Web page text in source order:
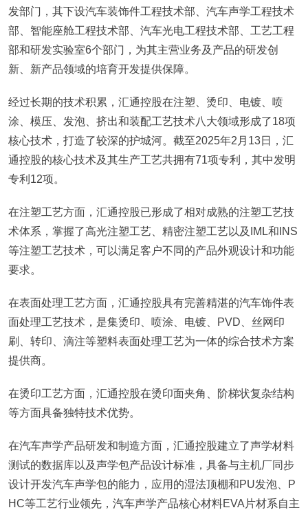
发部门，其下设汽车装饰件工程技术部、汽车声学工程技术
部、智能座舱工程技术部、汽车光电工程技术部、工艺工程
部和研发实验室6个部门，为其主营业务及产品的研发创
新、新产品领域的培育开发提供保障。
经过长期的技术积累，汇通控股在注塑、烫印、电镀、喷
涂、模压、发泡、挤出和装配工艺技术八大领域形成了18项
核心技术，打造了较深的护城河。截至2025年2月13日，汇
通控股的核心技术及其生产工艺共拥有71项专利，其中发明
专利12项。
在注塑工艺方面，汇通控股已形成了相对成熟的注塑工艺技
术体系，掌握了高光注塑工艺、精密注塑工艺以及IML和INS
等注塑工艺技术，可以满足客户不同的产品外观设计和功能
要求。
在表面处理工艺方面，汇通控股具有完善精湛的汽车饰件表
面处理工艺技术，是集烫印、喷涂、电镀、PVD、丝网印
刷、转印、滴注等塑料表面处理工艺为一体的综合技术方案
提供商。
在烫印工艺方面，汇通控股在烫印面夹角、阶梯状复杂结构
等方面具备独特技术优势。
在汽车声学产品研发和制造方面，汇通控股建立了声学材料
测试的数据库以及声学包产品设计标准，具备与主机厂同步
设计开发汽车声学包的能力，应用的湿法顶棚和PU发泡、P
HC等工艺行业领先，汽车声学产品核心材料EVA片材系自主